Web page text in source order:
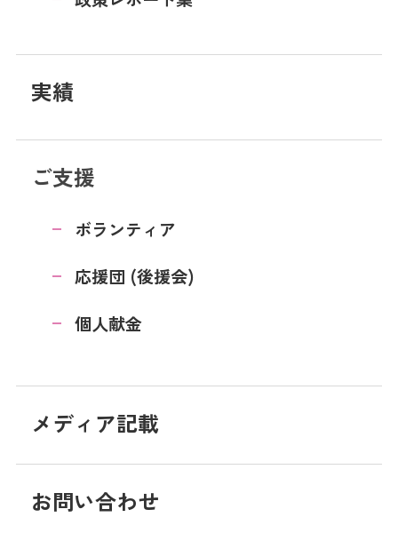
実績
ご支援
ボランティア
応援団 (後援会)
個人献金
メディア記載
お問い合わせ